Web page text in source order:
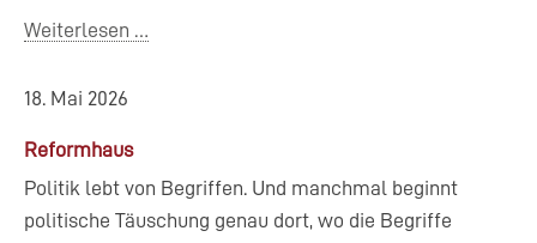
Weiterlesen …
18. Mai 2026
Reformhaus
Politik lebt von Begriffen. Und manchmal beginnt
politische Täuschung genau dort, wo die Begriffe